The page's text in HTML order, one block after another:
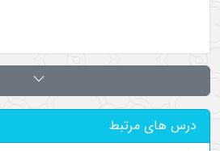
درس های مرتبط